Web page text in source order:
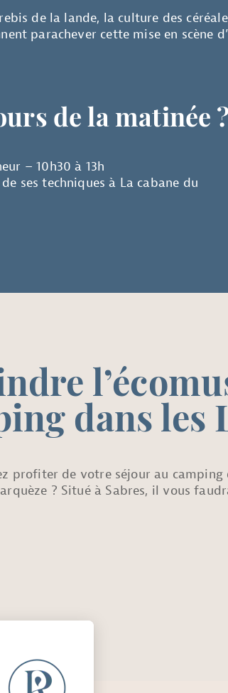
de la lande, la culture des
parachever cette mise en scène
de la matinée
– 10h30 à 13h
ses techniques à La cabane du
dans les
profiter de votre séjour au
? Situé à Sabres, il vous